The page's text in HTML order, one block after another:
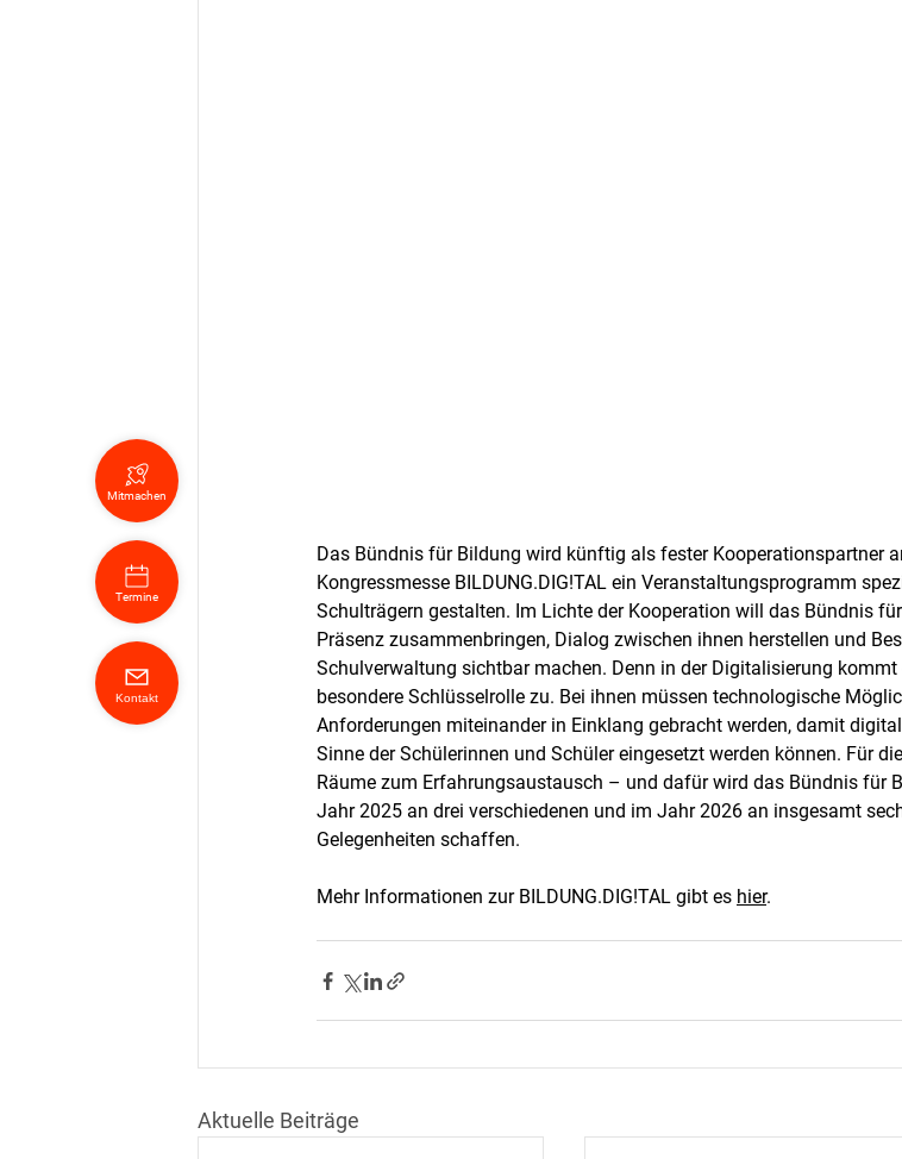
Mitmachen
Termine
Kontakt
Das Bündnis für Bildung wird künftig als fester Kooperationspartner
Kongressmesse BILDUNG.DIG!TAL ein Veranstaltungsprogramm
Schulträgern gestalten. Im Lichte der Kooperation will das Bündnis
Präsenz zusammenbringen, Dialog zwischen ihnen herstellen und
Schulverwaltung sichtbar machen. Denn in der Digitalisierung
besondere Schlüsselrolle zu. Bei ihnen müssen technologische
Anforderungen miteinander in Einklang gebracht werden, damit
Sinne der Schülerinnen und Schüler eingesetzt werden können. Für
Räume zum Erfahrungsaustausch – und dafür wird das Bündnis für
Jahr 2025 an drei verschiedenen und im Jahr 2026 an insgesamt
Gelegenheiten schaffen.
Mehr Informationen zur BILDUNG.DIG!TAL gibt es hier.
Aktuelle Beiträge